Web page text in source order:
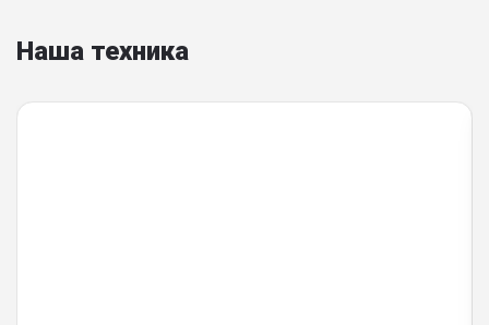
Наша техника